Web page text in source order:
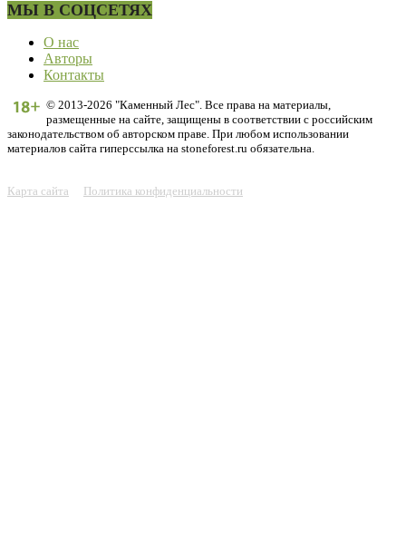
МЫ В СОЦСЕТЯХ
О нас
Авторы
Контакты
© 2013-2026 "Каменный Лес". Все права на материалы,
размещенные на сайте, защищены в соответствии с российским
законодательством об авторском праве. При любом использовании
материалов сайта гиперссылка на stoneforest.ru обязательна.
Карта сайта Политика конфиденциальности